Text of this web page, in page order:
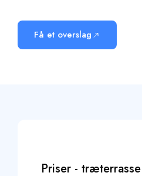
Få et overslag
Priser -